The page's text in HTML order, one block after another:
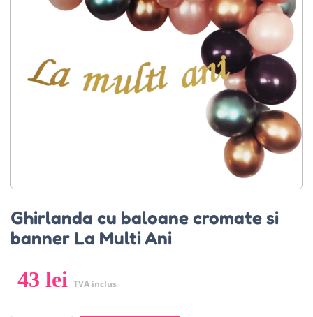
Ghirlanda cu baloane cromate si
banner La Multi Ani
43 lei TVA inclus